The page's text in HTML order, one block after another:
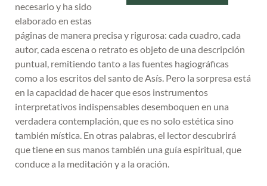
necesario y ha sido
elaborado en estas
páginas de manera precisa y rigurosa: cada cuadro, cada
autor, cada escena o retrato es objeto de una descripción
puntual, remitiendo tanto a las fuentes hagiográficas
como a los escritos del santo de Asís. Pero la sorpresa está
en la capacidad de hacer que esos instrumentos
interpretativos indispensables desemboquen en una
verdadera contemplación, que es no solo estética sino
también mística. En otras palabras, el lector descubrirá
que tiene en sus manos también una guía espiritual, que
conduce a la meditación y a la oración.